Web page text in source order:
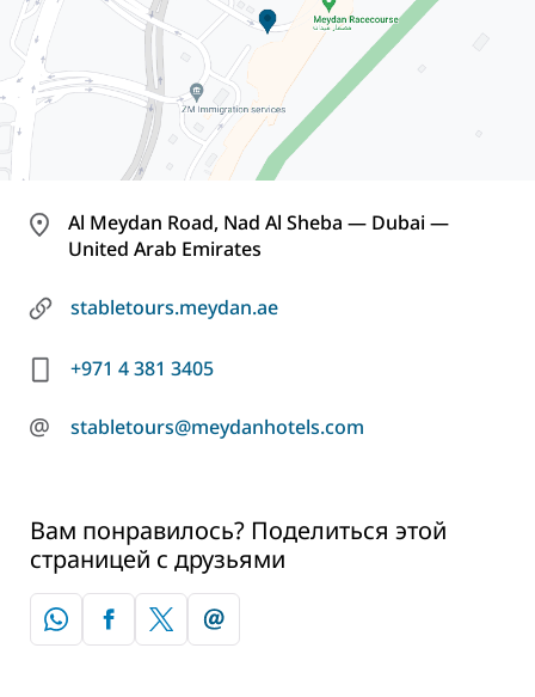
Al Meydan Road, Nad Al Sheba — Dubai —
United Arab Emirates
stabletours.meydan.ae
+971 4 381 3405
@ stabletours@meydanhotels.com
Вам понравилось? Поделиться этой
страницей с друзьями